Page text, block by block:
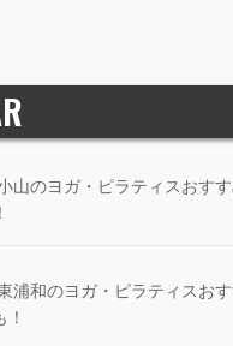
山のヨガ・ピラティスおす
浦和のヨガ・ピラティスお